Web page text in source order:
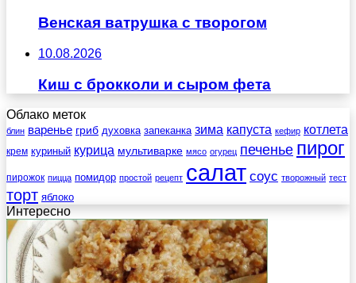
Венская ватрушка с творогом
10.08.2026
Киш с брокколи и сыром фета
Облако меток
блин варенье гриб духовка запеканка зима капуста кефир котлета
крем куриный курица мультиварке мясо огурец печенье пирог
пирожок пицца помидор простой рецепт салат соус творожный тест
торт яблоко
Интересно